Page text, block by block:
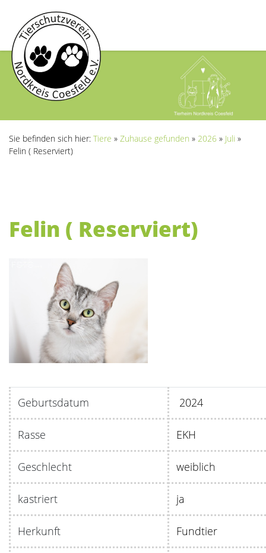
Sie befinden sich hier: Tiere » Zuhause gefunden » 2026 » Juli »
Felin ( Reserviert)
Felin ( Reserviert)
Geburtsdatum
Rasse EKH
Geschlecht weiblich
kastriert ja
Herkunft Fundtier